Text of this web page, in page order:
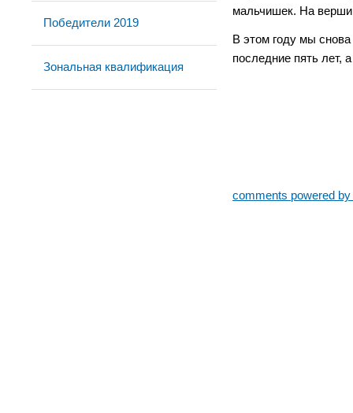
Победители 2019
Зональная квалификация
мальчишек. На
В этом году мы
последние пять лет,
comments powered